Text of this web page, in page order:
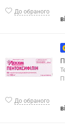
До обраного
До обраного